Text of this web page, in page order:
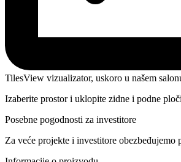
TilesView vizualizator, uskoro u našem
Izaberite prostor i uklopite zidne i podne
Posebne pogodnosti za investitore
Za veće projekte i investitore obezbeđujemo